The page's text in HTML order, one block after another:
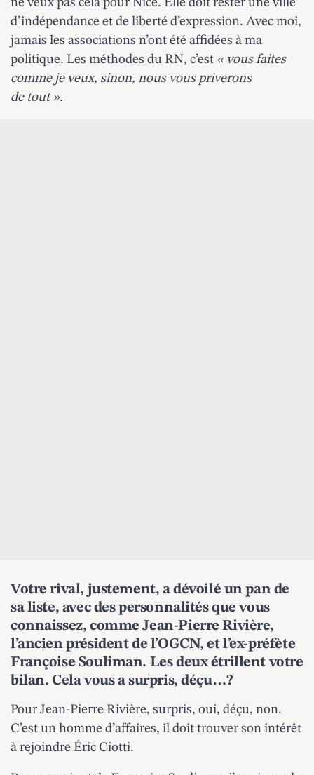
ne veux pas cela pour Nice. Elle doit rester une ville
d’indépendance et de liberté d’expression. Avec moi,
jamais les associations n’ont été affidées à ma
politique. Les méthodes du RN, c’est « vous faites
comme je veux, sinon, nous vous priverons
de tout ».
Votre rival, justement, a dévoilé un pan de
sa liste, avec des personnalités que vous
connaissez, commeJean-Pierre Rivière,
l’ancien président de l’OGCN, et l’ex-préfète
Françoise Souliman. Les deux étrillent votre
bilan. Cela vous a surpris, déçu…?
Pour Jean-Pierre Rivière, surpris, oui, déçu, non.
C’est un homme d’affaires, il doit trouver son intérêt
à rejoindre Éric Ciotti.